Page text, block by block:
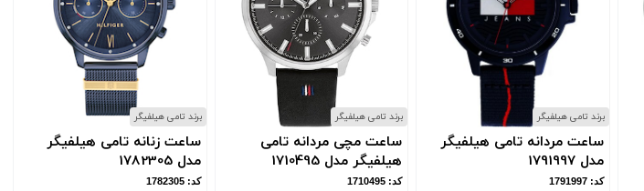
برند تامی هیلفیگر
ساعت مردانه تامی هیلفیگر
مدل 1791997
کد: 1791997
برند تامی هیلفیگر
ساعت مچی مردانه تامی
هیلفیگر مدل 1710495
کد: 1710495
برند تامی هیلفیگر
ساعت زنانه تامی هیلفیگر
مدل 1782305
کد: 1782305